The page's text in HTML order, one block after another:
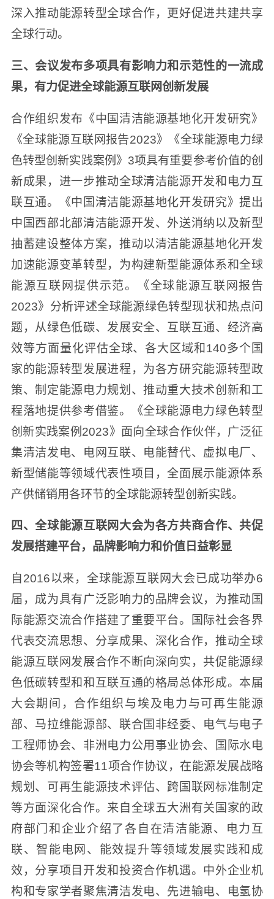
深入推动能源转型全球合作，更好促进共建共享
全球行动。
三、会议发布多项具有影响力和示范性的一流成
果，有力促进全球能源互联网创新发展
合作组织发布《中国清洁能源基地化开发研究》
《全球能源互联网报告2023》《全球能源电力绿
色转型创新实践案例》3项具有重要参考价值的创
新成果，进一步推动全球清洁能源开发和电力互
联互通。《中国清洁能源基地化开发研究》提出
中国西部北部清洁能源开发、外送消纳以及新型
抽蓄建设整体方案，推动以清洁能源基地化开发
加速能源变革转型，为构建新型能源体系和全球
能源互联网提供示范。《全球能源互联网报告
2023》分析评述全球能源绿色转型现状和热点问
题，从绿色低碳、发展安全、互联互通、经济高
效等方面量化评估全球、各大区域和140多个国
家的能源转型发展进程，为各方研究能源转型政
策、制定能源电力规划、推动重大技术创新和工
程落地提供参考借鉴。《全球能源电力绿色转型
创新实践案例2023》面向全球合作伙伴，广泛征
集清洁发电、电网互联、电能替代、虚拟电厂、
新型储能等领域代表性项目，全面展示能源体系
产供储销用各环节的全球能源转型创新实践。
四、全球能源互联网大会为各方共商合作、共促
发展搭建平台，品牌影响力和价值日益彰显
自2016以来，全球能源互联网大会已成功举办6
届，成为具有广泛影响力的品牌会议，为推动国
际能源交流合作搭建了重要平台。国际社会各界
代表交流思想、分享成果、深化合作，推动全球
能源互联网发展合作不断向深向实，共促能源绿
色低碳转型和和互联互通的格局总体形成。本届
大会期间，合作组织与埃及电力与可再生能源
部、马拉维能源部、联合国非经委、电气与电子
工程师协会、非洲电力公用事业协会、国际水电
协会等机构签署11项合作协议，在能源发展战略
规划、可再生能源技术评估、跨国联网标准制定
等方面深化合作。来自全球五大洲有关国家的政
府部门和企业介绍了各自在清洁能源、电力互
联、智能电网、能效提升等领域发展实践和成
效，分享项目开发和投资合作机遇。中外企业机
构和专家学者聚焦清洁发电、先进输电、电氢协